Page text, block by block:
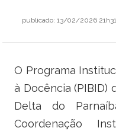
Ministério da Indústria, Comércio
Ministério de Minas e Energia
publicado: 13/02/2026 21h31
O Programa
à Docência (PIBID)
Delta do
Coordenação